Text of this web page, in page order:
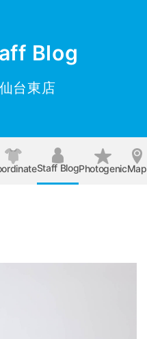
Blog
仙台東店
Staff BlogPhotogenicMap